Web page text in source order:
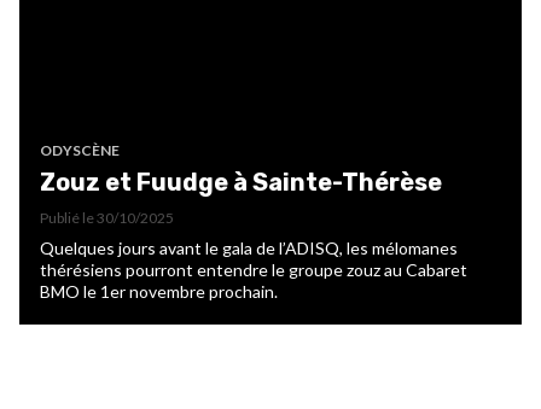
ODYSCÈNE
Zouz et Fuudge à Sainte-Thérèse
Publié le30/10/2025
Quelques jours avant le gala de l’ADISQ, les mélomanes
thérésiens pourront entendre le groupe zouz au Cabaret
BMO le 1er novembre prochain.